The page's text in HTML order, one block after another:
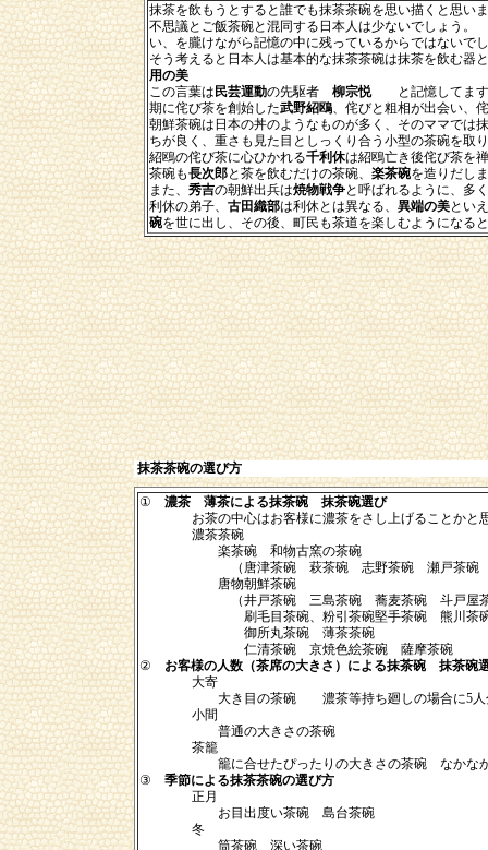
抹茶を飲もうとすると誰でも抹茶茶碗を思い描くと思い
不思議とご飯茶碗と混同する日本人は少ないでしょう
い、を朧けながら記憶の中に残っているからではないで
そう考えると日本人は基本的な抹茶茶碗は抹茶を飲む器
用の美
この言葉は 民芸運動の先駆者 柳宗悦と記憶してますが
期に侘び茶を創始した武野紹鴎、侘びと粗相が出会い、
朝鮮茶碗は日本の丼のようなものが多く、そのママでは
ちが良く、重さも見た目としっくり合う小型の茶碗を取
紹鴎の侘び茶に心ひかれる千利休は紹鴎亡き後侘び茶を
茶碗も長次郎と茶を飲むだけの茶碗、 楽茶碗を造りだし
また、 秀吉の朝鮮出兵は焼物戦争と呼ばれるように、多
利休の弟子、 古田織部は利休とは異なる、 異端の美とい
碗を世に出し、その後、町民も茶道を楽しむようになる
抹茶茶碗の選び方
① 濃茶 薄茶による抹茶碗 抹茶碗選び
お茶の中心はお客様に濃茶をさし上げることかと
濃茶茶碗
楽茶碗 和物古窯の茶碗
（唐津茶碗 萩茶碗 志野茶碗 瀬戸茶碗 織
唐物朝鮮茶碗
（井戸茶碗 三島茶碗 蕎麦茶碗 斗戸屋茶
刷毛目茶碗、粉引茶碗堅手茶碗 熊川茶碗
御所丸茶碗 薄茶茶碗
仁清茶碗 京焼色絵茶碗 薩摩茶碗
② お客様の人数（茶席の大きさ）による抹茶碗 抹茶碗
大寄
大き目の茶碗 濃茶等持ち廻しの場合に5人分程
小間
普通の大きさの茶碗
茶籠
籠に合せたぴったりの大きさの茶碗 なかなか
③ 季節による抹茶茶碗の選び方
正月
お目出度い茶碗 島台茶碗
冬
筒茶碗 深い茶碗